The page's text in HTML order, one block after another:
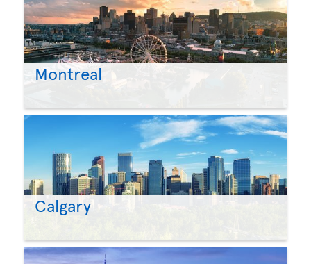
Montreal
Calgary